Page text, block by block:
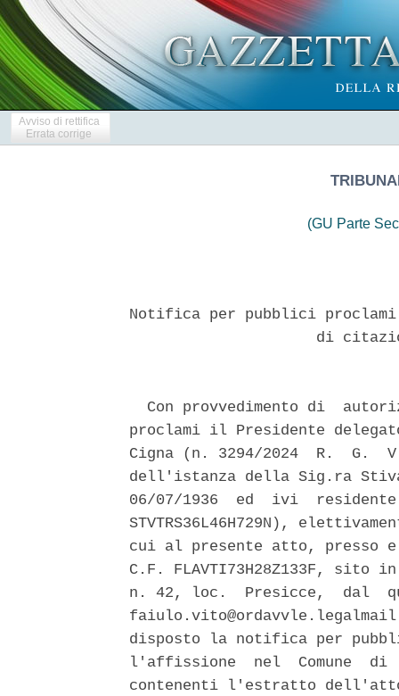
Avviso di rettifica
Errata corrige
(GU Parte
Notifica per pubblici
di
Con provvedimento di
proclami il Presidente
Cigna (n. 3294/2024  R.  G.
dell'istanza della Sig.ra
06/07/1936  ed  ivi
STVTRS36L46H729N),
cui al presente atto,
C.F. FLAVTI73H28Z133F,
n. 42, loc.  Presicce,  dal
disposto la notifica per
l'affissione  nel  Comune
contenenti l'estratto